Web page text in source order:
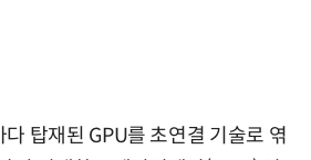
탑재된 GPU를 초연결 기술로 엮